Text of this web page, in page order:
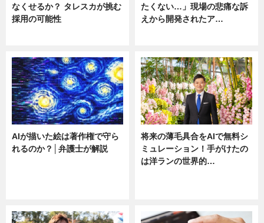
なくせるか？ タレスカが挑む
採用の可能性
たくない…」現場の悲痛な訴
えから開発されたア…
AIが描いた絵は著作権で守ら
れるのか？│弁護士が解説
将来の薄毛具合をAIで無料シ
ミュレーション！手がけたの
は洋ランの世界的…